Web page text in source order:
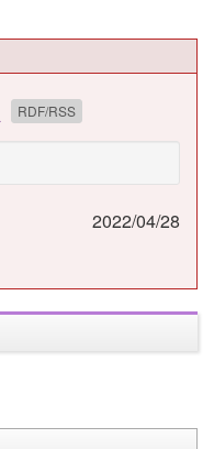
RDF/RSS
2022/04/28